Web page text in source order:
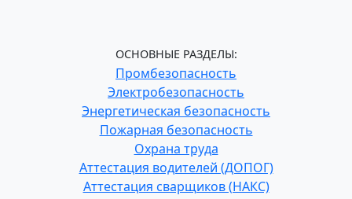
ОСНОВНЫЕ РАЗДЕЛЫ:
Промбезопасность
Электробезопасность
Энергетическая безопасность
Пожарная безопасность
Охрана труда
Аттестация водителей (ДОПОГ)
Аттестация сварщиков (НАКС)